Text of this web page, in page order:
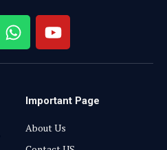
Important Page
About Us